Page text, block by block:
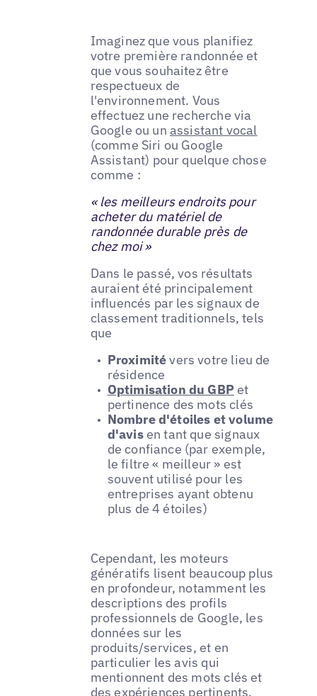
Imaginez que vous planifiez
votre première randonnée et
que vous souhaitez être
respectueux de
l'environnement. Vous
effectuez une recherche via
Google ou un assistant vocal
(comme Siri ou Google
Assistant) pour quelque chose
comme :
« les meilleurs endroits pour
acheter du matériel de
randonnée durable près de
chez moi »
Dans le passé, vos résultats
auraient été principalement
influencés par les signaux de
classement traditionnels, tels
que
Proximitévers votre lieu de
résidence
Optimisation du GBP et
pertinence des mots clés
Nombre d'étoiles et volume
d'avis en tant que signaux
de confiance (par exemple,
le filtre « meilleur » est
souvent utilisé pour les
entreprises ayant obtenu
plus de 4 étoiles)
Cependant, les moteurs
génératifs lisent beaucoup plus
en profondeur, notamment les
descriptions des profils
professionnels de Google, les
données sur les
produits/services, et en
particulier les avis qui
mentionnent des mots clés et
des expériences pertinents.